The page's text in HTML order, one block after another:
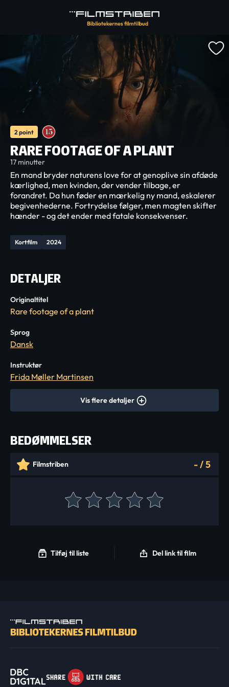
2 point
RARE FOOTAGE OF A PLANT
17 minutter
Kortfilm 2024
En mand bryder naturens love for at genoplive sin afdøde
kærlighed, men kvinden, der vender tilbage, er
forandret. Da hun føder en mærkelig ny mand, eskalerer
begivenhederne. Fortrydelse følger, men magten skifter
hænder - og det ender med fatale konsekvenser.
DETALJER
Originaltitel
Rare footage of a plant
Sprog
Dansk
Instruktør
Frida Møller Martinsen
Vis flere detaljer
BEDØMMELSER
Filmstriben -/5
Tilføj til liste Del link til film